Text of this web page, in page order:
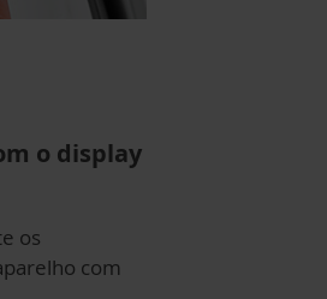
o display
os
com